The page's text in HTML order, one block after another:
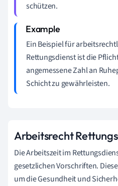
schützen.
Ein Beispiel für
Rettungsdienst ist die
angemessene Zahl an
Schicht zu gewährleisten.
Arbeitsrecht
Die Arbeitszeit im
gesetzlichen Vorschriften.
um die Gesundheit und